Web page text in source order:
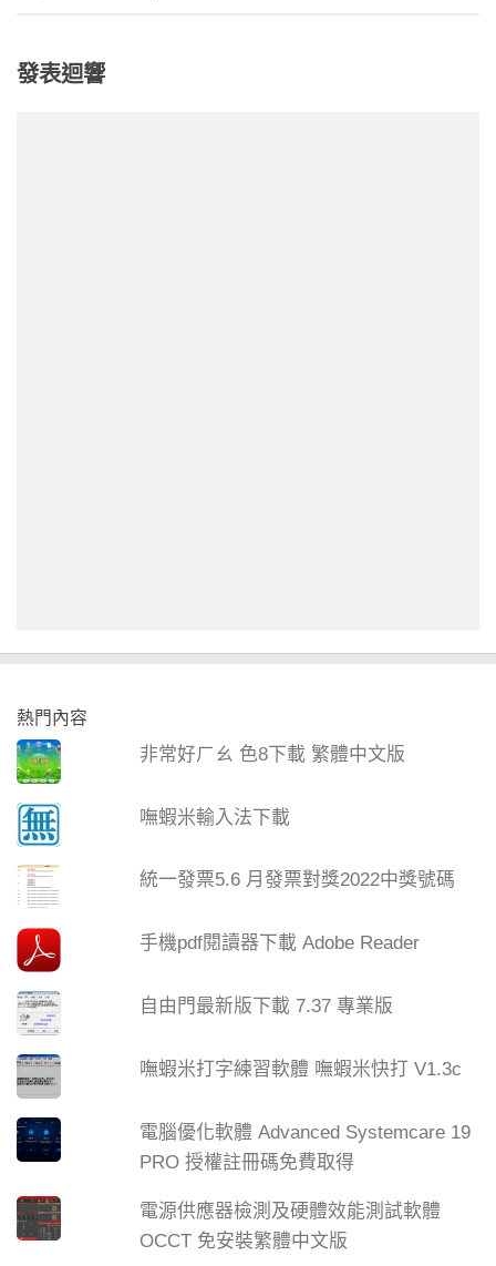
發表迴響
熱門內容
非常好ㄏㄠ 色8下載 繁體中文版
嘸蝦米輸入法下載
統一發票5.6 月發票對獎2022中獎號碼
手機pdf閱讀器下載 Adobe Reader
自由門最新版下載 7.37 專業版
嘸蝦米打字練習軟體 嘸蝦米快打 V1.3c
電腦優化軟體 Advanced Systemcare 19
PRO 授權註冊碼免費取得
電源供應器檢測及硬體效能測試軟體
OCCT 免安裝繁體中文版